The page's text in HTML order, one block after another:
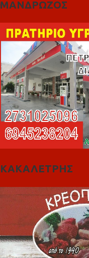
ΜΑΝΔΡΩΖΟΣ
ΚΑΚΑΛΕΤΡΗΣ